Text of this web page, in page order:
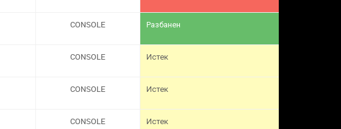
CONSOLE Разбанен
CONSOLE Истек
CONSOLE Истек
CONSOLE Истек